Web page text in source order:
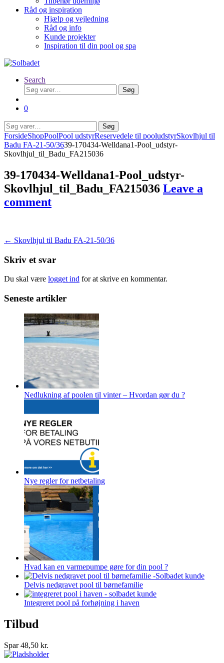
Råd og inspiration
Hjælp og vejledning
Råd og info
Kunde projekter
Inspiration til din pool og spa
Search
Søg
efter:
Søg
0
Søg
efter:
Søg
ForsideShopPoolPool udstyrReservedele til pooludstyrSkovlhjul til
Badu FA-21-50/3639-170434-Welldana1-Pool_udstyr-
Skovlhjul_til_Badu_FA215036
39-170434-Welldana1-Pool_udstyr-
Skovlhjul_til_Badu_FA215036 Leave a
comment
Indlægsnavigation
← Skovlhjul til Badu FA-21-50/36
Skriv et svar
Du skal være logget ind for at skrive en kommentar.
Seneste artikler
Nedlukning af poolen til vinter – Hvordan gør du ?
Nye regler for netbetaling
Hvad kan en varmepumpe gøre for din pool ?
Delvis nedgravet pool til børnefamilie
Integreret pool på forhøjning i haven
Tilbud
Spar48,50 kr.